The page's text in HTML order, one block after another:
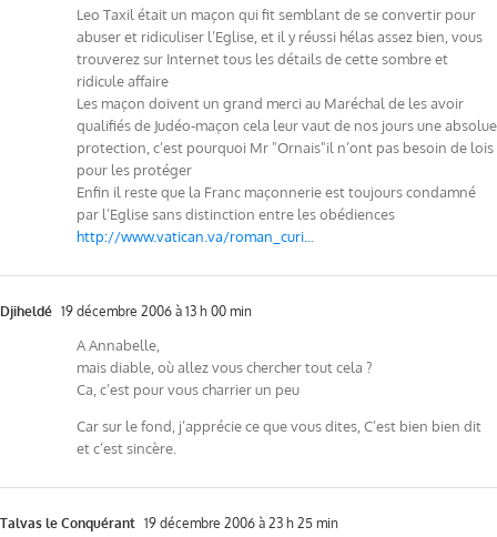
Leo Taxil était un maçon qui fit semblant de se convertir pour
abuser et ridiculiser l’Eglise, et il y réussi hélas assez bien, vous
trouverez sur Internet tous les détails de cette sombre et
ridicule affaire
Les maçon doivent un grand merci au Maréchal de les avoir
qualifiés de Judéo-maçon cela leur vaut de nos jours une absolue
protection, c’est pourquoi Mr "Ornais"il n’ont pas besoin de lois
pour les protéger
Enfin il reste que la Franc maçonnerie est toujours condamné
par l’Eglise sans distinction entre les obédiences
http://www.vatican.va/roman_curi..
Djiheldé 19 décembre 2006 à 13 h 00 min
A Annabelle,
mais diable, où allez vous chercher tout cela ?
Ca, c’est pour vous charrier un peu
Car sur le fond, j’apprécie ce que vous dites, C’est bien bien dit
et c’est sincère.
Talvas le Conquérant 19 décembre 2006 à 23 h 25 min